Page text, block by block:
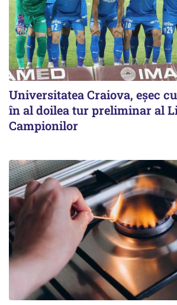
Universitatea Craiova, eșec
în al doilea tur preliminar al
Campionilor